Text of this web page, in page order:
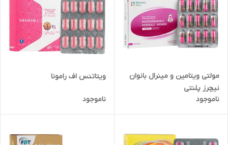
مولتی ویتامین و مینرال بانوان
نیچرز پلنتی
ناموجود
ویتاتنس اف رامونا
ناموجود